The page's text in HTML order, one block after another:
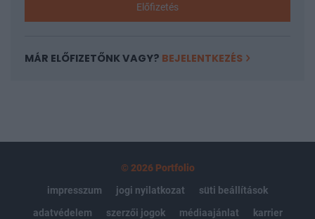
Előfizetés
MÁR ELŐFIZETŐNK VAGY? BEJELENTKEZÉS
© 2026 Portfolio
impresszum
jogi nyilatkozat
süti beállítások
adatvédelem
szerzői jogok médiaajánlat
karrier